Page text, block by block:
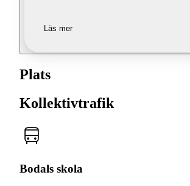
Läs mer
Plats
Kollektivtrafik
Bodals skola